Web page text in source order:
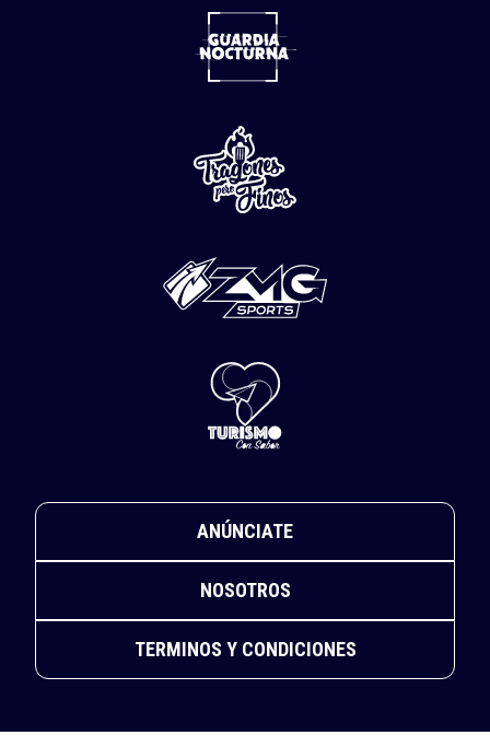
ANÚNCIATE
NOSOTROS
TERMINOS Y CONDICIONES